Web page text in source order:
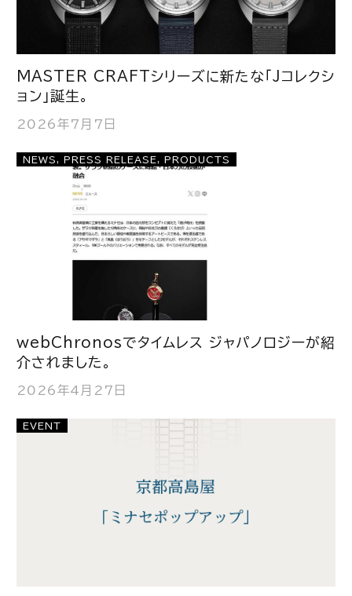
MASTER CRAFTシリーズに新たな「Jコレクシ
ョン」誕生。
2026年7月7日
NEWS, PRESS RELEASE, PRODUCTS
webChronosでタイムレス ジャパノロジーが紹
介されました。
2026年4月27日
EVENT